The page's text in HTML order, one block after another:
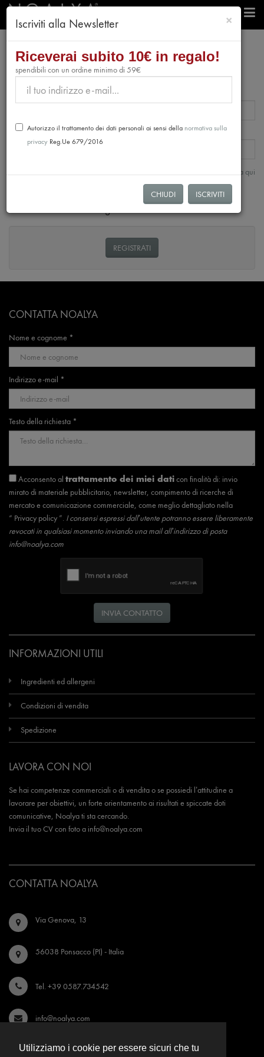
Utilizziamo i cookie per essere sicuri che tu
Login - Accedi
E-mail *
Password*
ACCEDI Hai dimenticato la tua password? Clicca qui
REGISTRATI
CONTATTA NOALYA
Nome e cognome *
Indirizzo e-mail *
Testo della richiesta *
Acconsento al trattamento dei miei dati con finalità di: invio
mirato di materiale pubblicitario, newsletter, compimento di ricerche di
mercato e comunicazione commerciale, come meglio dettagliato nella
“ Privacy policy ”. I consensi espressi dall’utente potranno essere liberamente
revocati in qualsiasi momento inviando una mail all’indirizzo di posta
info@noalya.com
INVIA CONTATTO
INFORMAZIONI UTILI
Ingredienti ed allergeni
Condizioni di vendita
Spedizione
LAVORA CON NOI
Se hai competenze commerciali o di vendita o se possiedi l’attitudine a
lavorare per obiettivi, un forte orientamento ai risultati e spiccate doti
comunicative, Noalya ti sta cercando.
Invia il tuo CV con foto a info@noalya.com
CONTATTA NOALYA
Via Genova, 13
56038 Ponsacco (PI) - Italia
Tel. +39 0587.734542
info@noalya.com
Seguici su Instagram
× chiudi
Iscriviti alla Newsletter
Riceverai subito 10€ in regalo!
spendibili con un ordine minimo di 59€
Autorizzo il trattamento dei dati personali ai sensi dellanormativa sulla
privacy Reg.Ue 679/2016
CHIUDI ISCRIVITI